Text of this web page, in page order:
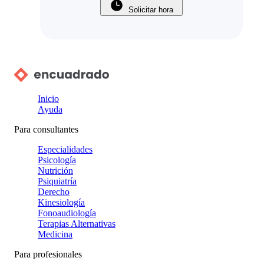
Solicitar hora
Inicio
Ayuda
Para consultantes
Especialidades
Psicología
Nutrición
Psiquiatría
Derecho
Kinesiología
Fonoaudiología
Terapias Alternativas
Medicina
Para profesionales